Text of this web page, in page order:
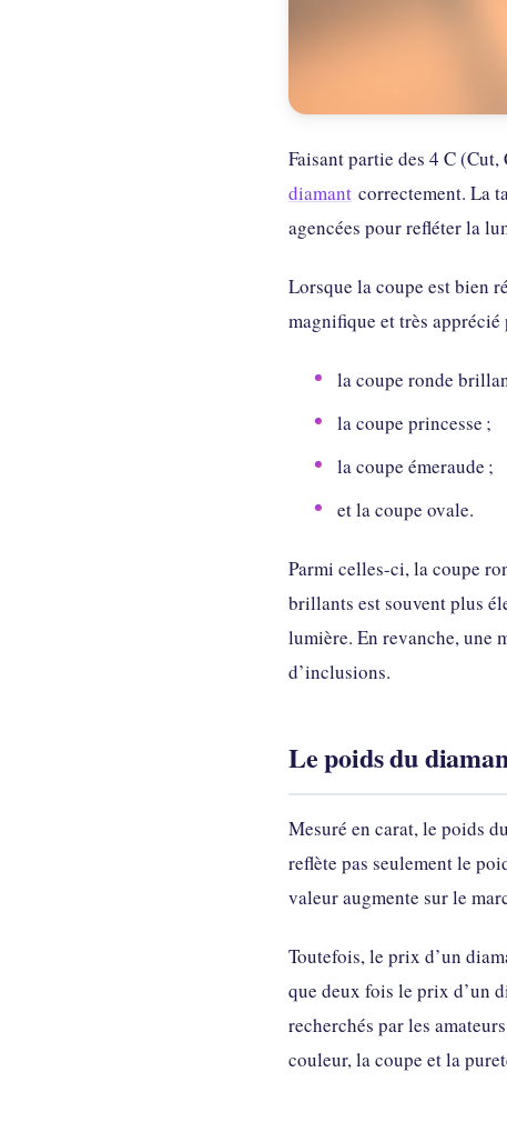
Faisant partie des 4 C
diamant correctement. La
agencées pour refléter la
Lorsque la coupe est bien
magnifique et très
la coupe ronde
la coupe princesse ;
la coupe émeraude ;
et la coupe ovale.
Parmi celles-ci, la coupe
brillants est souvent plus
lumière. En revanche, une
d’inclusions.
Le poids du
Mesuré en carat, le poids
reflète pas seulement le
valeur augmente sur le
Toutefois, le prix d’un
que deux fois le prix d’un
recherchés par les
couleur, la coupe et la